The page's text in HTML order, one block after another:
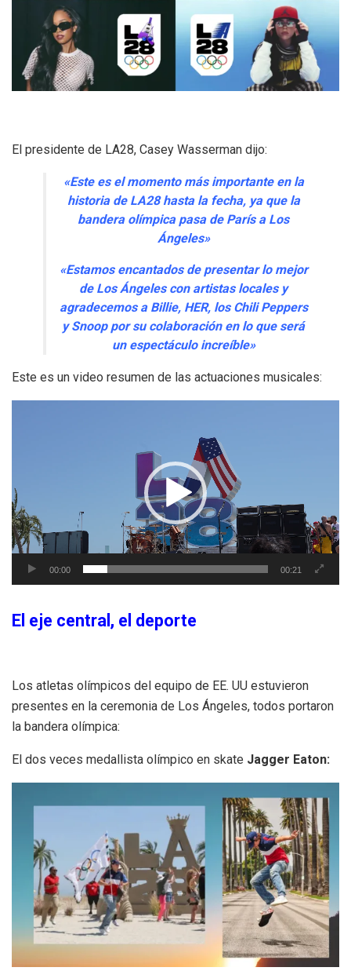
El presidente de LA28, Casey Wasserman dijo:
«Este es el momento más importante en la
historia de LA28 hasta la fecha, ya que la
bandera olímpica pasa de París a Los
Ángeles»
«Estamos encantados de presentar lo mejor
de Los Ángeles con artistas locales y
agradecemos a Billie, HER, los Chili Peppers
y Snoop por su colaboración en lo que será
un espectáculo increíble»
Este es un video resumen de las actuaciones musicales:
00:00 00:21
El eje central, el deporte
Los atletas olímpicos del equipo de EE. UU estuvieron
presentes en la ceremonia de Los Ángeles, todos portaron
la bandera olímpica:
El dos veces medallista olímpico en skate Jagger Eaton: